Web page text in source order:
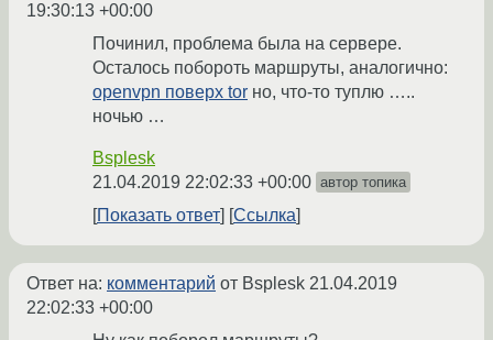
19:30:13 +00:00
Починил, проблема была на сервере.
Осталось побороть маршруты, аналогично:
openvpn поверх tor но, что-то туплю …..
ночью …
Bsplesk
21.04.2019 22:02:33 +00:00 автор топика
Показать ответ Ссылка
Ответ на: комментарий от Bsplesk 21.04.2019
22:02:33 +00:00